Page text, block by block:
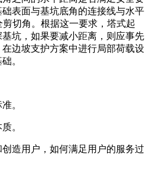
表面与基坑底角的连接线与水平
切角。根据这一要求，塔式起
坑，如果要减小距离，则应事先
边坡支护方案中进行局部荷载设
。
。
。
造用户，如何满足用户的服务过